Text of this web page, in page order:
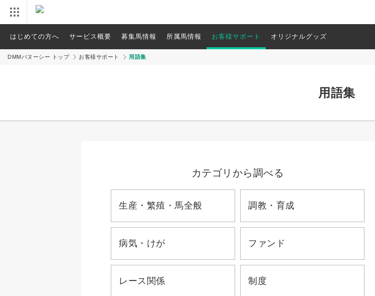
はじめての方へ サービス概要 募集馬情報 所属馬情報 お客様サポート オリジナルグッズ
DMMバヌーシー トップ お客様サポート 用語集
用語集
カテゴリから調べる
生産・繁殖・馬全般 調教・育成
病気・けが ファンド
レース関係 制度